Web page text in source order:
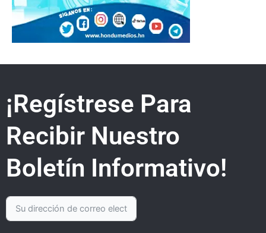
¡Regístrese Para
Recibir Nuestro
Boletín Informativo!